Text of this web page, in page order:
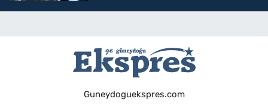
Guneydoguekspres.com